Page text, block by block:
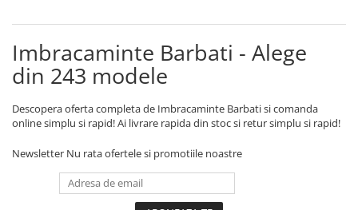
Imbracaminte Barbati - Alege
din 243 modele
Descopera oferta completa de Imbracaminte Barbati si comanda
online simplu si rapid! Ai livrare rapida din stoc si retur simplu si rapid!
Newsletter Nu rata ofertele si promotiile noastre